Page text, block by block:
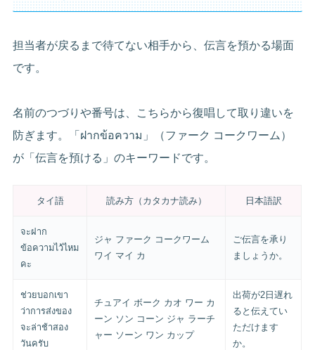
担当者が戻るまで待てない相手から、伝言を預かる場面
です。
名前のつづりや番号は、こちらから復唱して取り違いを
防ぎます。「ฝากข้อความ」（ファーク コークワーム）
が「伝言を預ける」のキーワードです。
タイ語 読み方（カタカナ読み） 日本語訳
จะฝาก
ข้อความไว้ไหม
คะ
ジャ ファーク コークワーム
ワイ マイ カ
ご伝言を承り
ましょうか。
ช่วยบอกเขา
ว่าการส่งของ
จะล่าช้าสอง
วันครับ
チュアイ ボーク カオ ワー カ
ーン ソン コーン ジャ ラーチ
ャー ソーン ワン カップ
出荷が2日遅れ
ると伝えてい
ただけます
か。